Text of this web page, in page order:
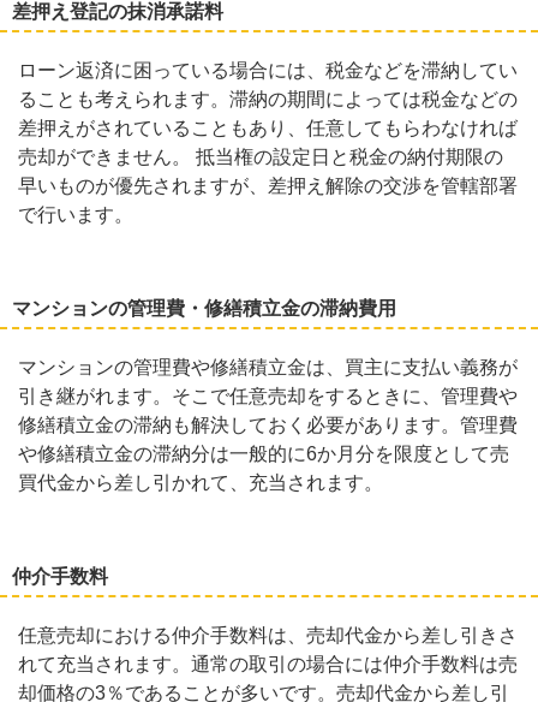
差押え登記の抹消承諾料
ローン返済に困っている場合には、税金などを滞納してい
ることも考えられます。滞納の期間によっては税金などの
差押えがされていることもあり、任意してもらわなければ
売却ができません。 抵当権の設定日と税金の納付期限の
早いものが優先されますが、差押え解除の交渉を管轄部署
で行います。
マンションの管理費・修繕積立金の滞納費用
マンションの管理費や修繕積立金は、買主に支払い義務が
引き継がれます。そこで任意売却をするときに、管理費や
修繕積立金の滞納も解決しておく必要があります。管理費
や修繕積立金の滞納分は一般的に6か月分を限度として売
買代金から差し引かれて、充当されます。
仲介手数料
任意売却における仲介手数料は、売却代金から差し引きさ
れて充当されます。通常の取引の場合には仲介手数料は売
却価格の3％であることが多いです。売却代金から差し引